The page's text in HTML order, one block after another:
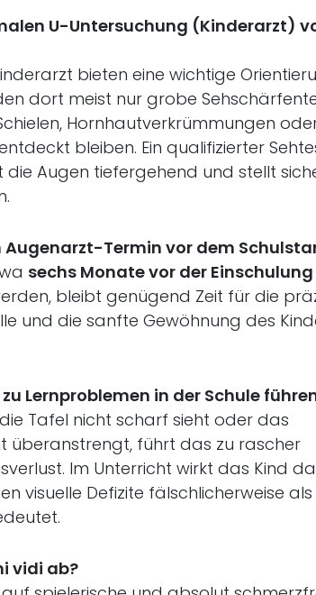
U-Untersuchung (Kinderarzt)
bieten eine wichtige
dort meist nur grobe
Hornhautverkrümmungen
bleiben. Ein qualifizierter
Augen tiefergehend und stellt
Augenarzt-Termin vor dem
sechs Monate vor der Einschulung
bleibt genügend Zeit für die
und die sanfte Gewöhnung des
Lernproblemen in der Schule
Tafel nicht scharf sieht oder das
überanstrengt, führt das zu rascher
Im Unterricht wirkt das Kind
visuelle Defizite fälschlicherweise als
vidi ab?